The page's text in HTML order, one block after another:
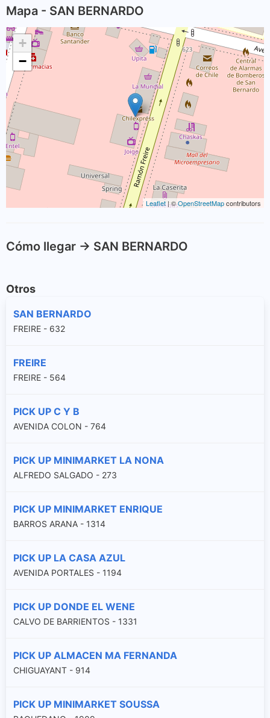
Mapa - SAN BERNARDO
+
−
Leaflet| ©OpenStreetMapcontributors
Cómo llegar -> SAN BERNARDO
Otros
SAN BERNARDO
FREIRE - 632
FREIRE
FREIRE - 564
PICK UP C Y B
AVENIDA COLON - 764
PICK UP MINIMARKET LA NONA
ALFREDO SALGADO - 273
PICK UP MINIMARKET ENRIQUE
BARROS ARANA - 1314
PICK UP LA CASA AZUL
AVENIDA PORTALES - 1194
PICK UP DONDE EL WENE
CALVO DE BARRIENTOS - 1331
PICK UP ALMACEN MA FERNANDA
CHIGUAYANT - 914
PICK UP MINIMARKET SOUSSA